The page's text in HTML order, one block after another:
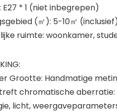
E27 * 1 (niet inbegrepen)
(㎡): 5-10㎡
ruimte: woonkamer,
Grootte: Handmatige
chromatische
licht,